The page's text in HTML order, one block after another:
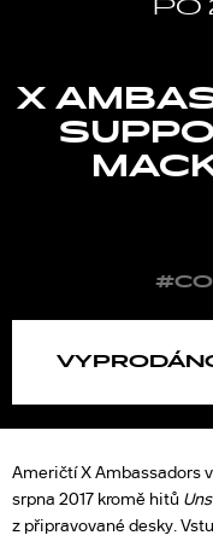
PO
X
Američtí X Ambassadors
srpna 2017 kromě hitů
z připravované desky.